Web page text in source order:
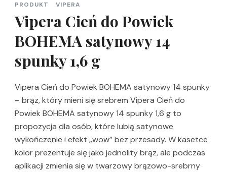
PRODUKT VIPERA
Vipera Cień do Powiek
BOHEMA satynowy 14
spunky 1,6 g
Vipera Cień do Powiek BOHEMA satynowy 14 spunky
– brąz, który mieni się srebrem Vipera Cień do
Powiek BOHEMA satynowy 14 spunky 1,6 g to
propozycja dla osób, które lubią satynowe
wykończenie i efekt „wow” bez przesady. W kasetce
kolor prezentuje się jako jednolity brąz, ale podczas
aplikacji zmienia się w twarzowy brązowo-srebrny